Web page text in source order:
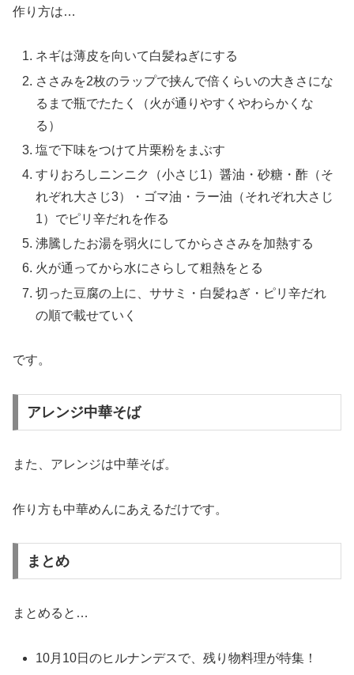
作り方は…
ネギは薄皮を向いて白髪ねぎにする
ささみを2枚のラップで挟んで倍くらいの大きさにな
るまで瓶でたたく（火が通りやすくやわらかくな
る）
塩で下味をつけて片栗粉をまぶす
すりおろしニンニク（小さじ1）醤油・砂糖・酢（そ
れぞれ大さじ3）・ゴマ油・ラー油（それぞれ大さじ
1）でピリ辛だれを作る
沸騰したお湯を弱火にしてからささみを加熱する
火が通ってから水にさらして粗熱をとる
切った豆腐の上に、ササミ・白髪ねぎ・ピリ辛だれ
の順で載せていく
です。
アレンジ中華そば
また、アレンジは中華そば。
作り方も中華めんにあえるだけです。
まとめ
まとめると…
10月10日のヒルナンデスで、残り物料理が特集！